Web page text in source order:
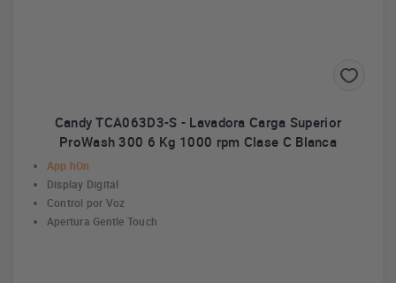
Candy TCA063D3-S - Lavadora Carga Superior
ProWash 300 6 Kg 1000 rpm Clase C Blanca
App hOn
Display Digital
Control por Voz
Apertura Gentle Touch